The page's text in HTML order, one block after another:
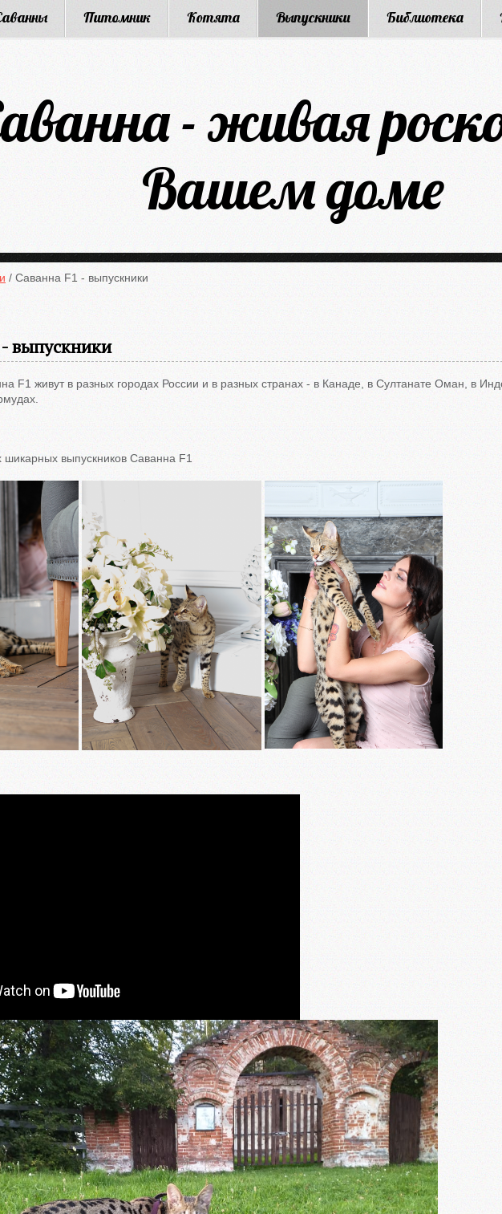
Питомник Котята Выпускники Библиотека
- живая
Вашем доме
/ Саванна F1 - выпускники
выпускники
F1 живут в разных городах России и в разных странах - в Канаде, в Султанате Оман, в
выпускников Саванна F1